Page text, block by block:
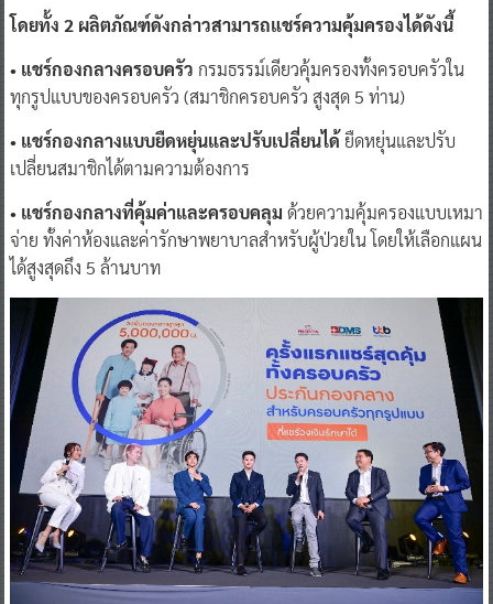
โดยทั้ง 2 ผลิตภัณฑ์ดังกล่าวสามารถแชร์ความคุ้มครองได้ดังนี้
• แชร์กองกลางครอบครัว กรมธรรม์เดียวคุ้มครองทั้งครอบครัวใน
ทุกรูปแบบของครอบครัว (สมาชิกครอบครัว สูงสุด 5 ท่าน)
• แชร์กองกลางแบบยืดหยุ่นและปรับเปลี่ยนได้ ยืดหยุ่นและปรับ
เปลี่ยนสมาชิกได้ตามความต้องการ
• แชร์กองกลางที่คุ้มค่าและครอบคลุม ด้วยความคุ้มครองแบบเหมา
จ่าย ทั้งค่าห้องและค่ารักษาพยาบาลสำหรับผู้ป่วยใน โดยให้เลือกแผน
ได้สูงสุดถึง 5 ล้านบาท